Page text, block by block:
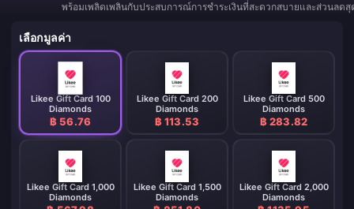
พร้อมเพลิดเพลินกับประสบการณ์การชำระเงินที่สะดวกสบายและส่วนลด
เลือกมูลค่า
Likee Gift Card 100
Diamonds
฿ 56.76
Likee Gift Card 200
Diamonds
฿ 113.53
Likee Gift Card 500
Diamonds
฿ 283.82
Likee Gift Card 1,000
Diamonds
Likee Gift Card 1,500
Diamonds
Likee Gift Card 2,000
Diamonds